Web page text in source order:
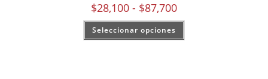
$28,100 - $87,700
Seleccionar opciones